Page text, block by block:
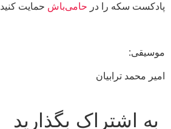
پادکست سکه را در حامی‌باش حمایت کنید
موسیقی:
امیر محمد ترابیان
به اشتراک بگذارید